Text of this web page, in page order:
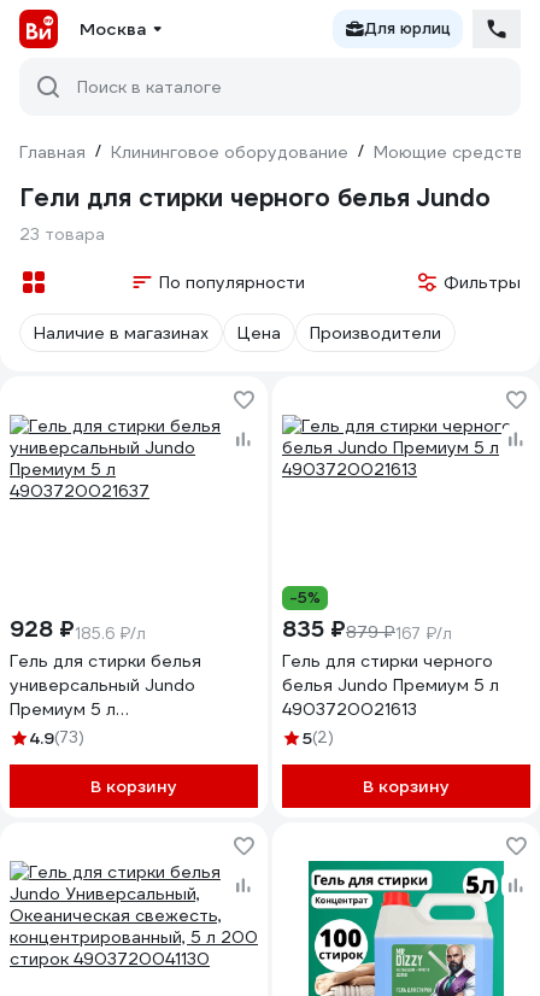
Москва Для юрлиц
Поиск в каталоге
Главная / Клининговое оборудование / Моющие средства
Гели для стирки черного белья Jundo
23 товара
По популярности Фильтры
Наличие в магазинах Цена Производители
928 ₽185.6 ₽/л
Гель для стирки белья
универсальный Jundo
Премиум 5 л
4903720021637
4.9(73)
В корзину
-5%
835 ₽879 ₽167 ₽/л
Гель для стирки черного
белья Jundo Премиум 5 л
4903720021613
5(2)
В корзину